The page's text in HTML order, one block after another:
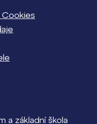
Cookies
a základní škola